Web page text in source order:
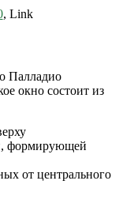
, Link
Палладио
окно состоит из
формирующей
от центрального